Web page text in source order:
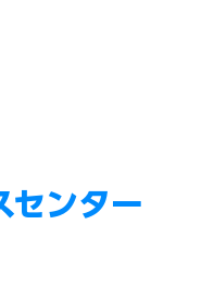
ンター